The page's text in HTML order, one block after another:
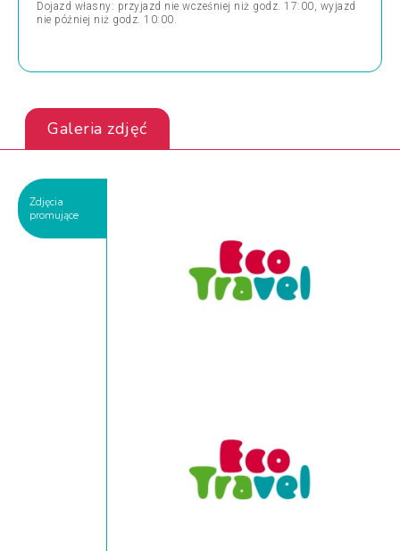
Dojazd własny: przyjazd nie wcześniej niż godz. 17:00, wyjazd
nie później niż godz. 10:00.
Galeria zdjęć
Zdjęcia
promujące